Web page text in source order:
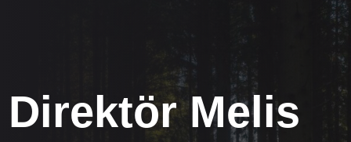
Direktör Melis